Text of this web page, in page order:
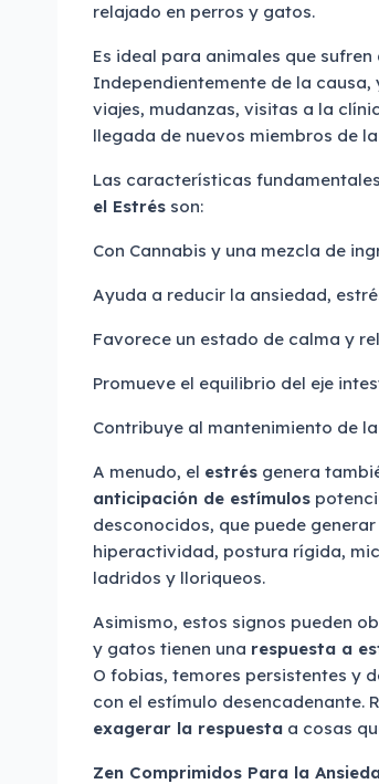
relajado en perros y gatos.
Es ideal para animales que sufren
Independientemente de la
viajes, mudanzas, visitas a la
llegada de nuevos miembros de
Las características
el Estrés son:
Con Cannabis y una mezcla de
Ayuda a reducir la ansiedad,
Favorece un estado de calma y
Promueve el equilibrio del eje
Contribuye al mantenimiento de
A menudo, el estrés genera
anticipación de estímulos
desconocidos, que puede
hiperactividad, postura rígida,
ladridos y lloriqueos.
Asimismo, estos signos pueden
y gatos tienen una respuesta a
O fobias, temores persistentes y
con el estímulo desencadenante.
exagerar la respuesta a cosas
Zen Comprimidos Para la